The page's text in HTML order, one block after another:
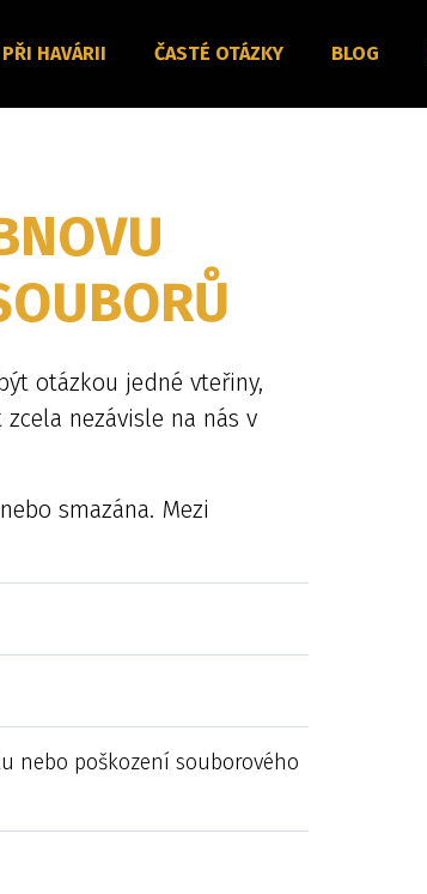
HAVÁRII ČASTÉ OTÁZKY BLOG
otázkou jedné vteřiny,
nezávisle na nás v
smazána. Mezi
nebo poškození souborového